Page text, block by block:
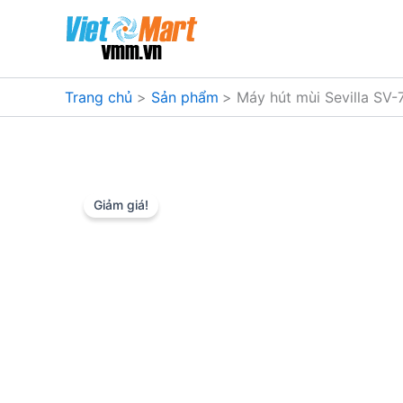
dung
Trang chủ Sản phẩm Máy hút mùi Sevilla SV-
Giảm giá!